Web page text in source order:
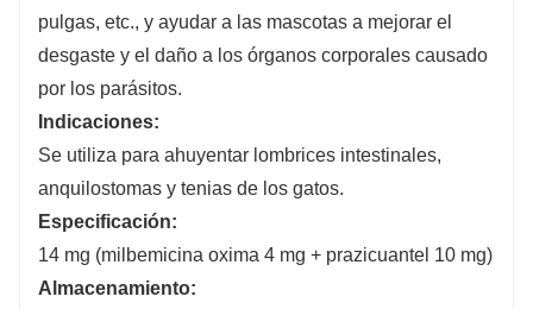
pulgas, etc., y ayudar a las mascotas a mejorar el
desgaste y el daño a los órganos corporales causado
por los parásitos.
Indicaciones:
Se utiliza para ahuyentar lombrices intestinales,
anquilostomas y tenias de los gatos.
Especificación:
14 mg (milbemicina oxima 4 mg + prazicuantel 10 mg)
Almacenamiento: